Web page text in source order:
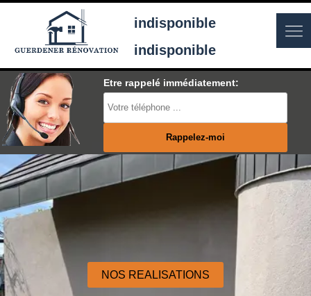
indisponible
indisponible
Etre rappelé immédiatement:
NOS REALISATIONS